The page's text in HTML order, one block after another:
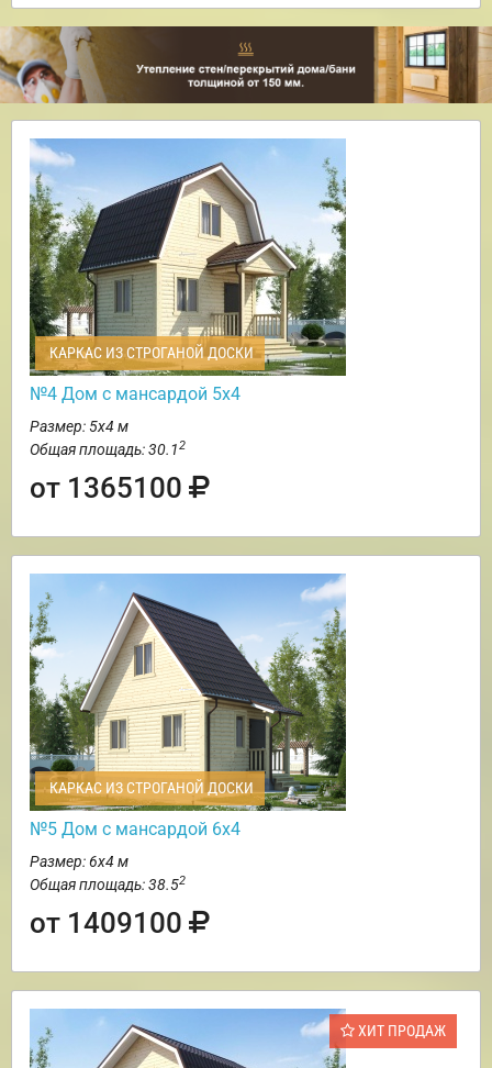
КАРКАС ИЗ СТРОГАНОЙ ДОСКИ
№4 Дом с мансардой 5х4
Размер: 5х4 м
Общая площадь: 30.12
от 1365100
КАРКАС ИЗ СТРОГАНОЙ ДОСКИ
№5 Дом с мансардой 6х4
Размер: 6х4 м
Общая площадь: 38.52
от 1409100
ХИТ ПРОДАЖ